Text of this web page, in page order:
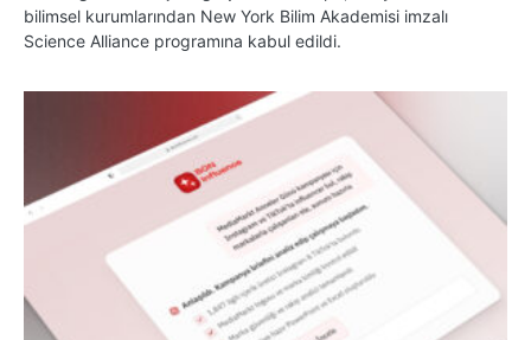
bilimsel kurumlarından New York Bilim Akademisi imzalı
Science Alliance programına kabul edildi.